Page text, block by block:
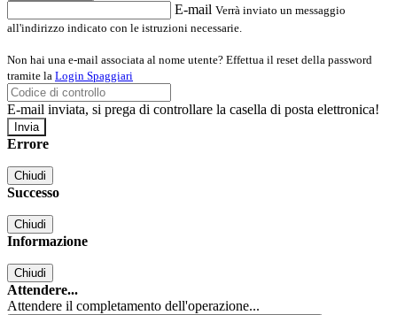
E-mail Verrà inviato un messaggio
all'indirizzo indicato con le istruzioni necessarie.
Non hai una e-mail associata al nome utente? Effettua il reset della password
tramite la Login Spaggiari
E-mail inviata, si prega di controllare la casella di posta elettronica!
Errore
Chiudi
Successo
Chiudi
Informazione
Chiudi
Attendere...
Attendere il completamento dell'operazione...